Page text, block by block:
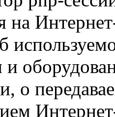
на
и
о